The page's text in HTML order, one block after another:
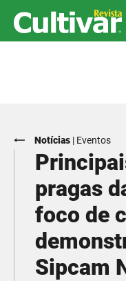
Notícias | Eventos
pragas
foco de
Sipcam